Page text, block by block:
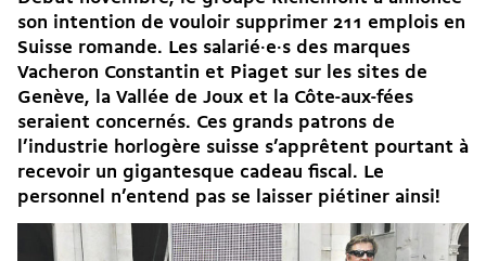
son intention de vouloir supprimer 211 emplois en
Suisse romande. Les salarié·e·s des marques
Vacheron Constantin et Piaget sur les sites de
Genève, la Vallée de Joux et la Côte-aux-fées
seraient concernés. Ces grands patrons de
l’industrie horlogère suisse s’apprêtent pourtant à
recevoir un gigantesque cadeau fiscal. Le
personnel n’entend pas se laisser piétiner ainsi!